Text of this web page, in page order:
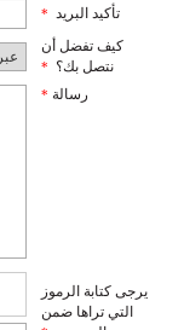
تأكيد البريد *
كيف تفضل أن
نتصل بك؟ *
رسالة *
يرجى كتابة الرموز
التي تراها ضمن